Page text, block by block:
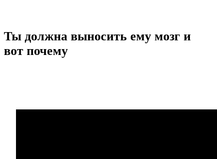
Ты должна выносить ему мозг и
вот почему